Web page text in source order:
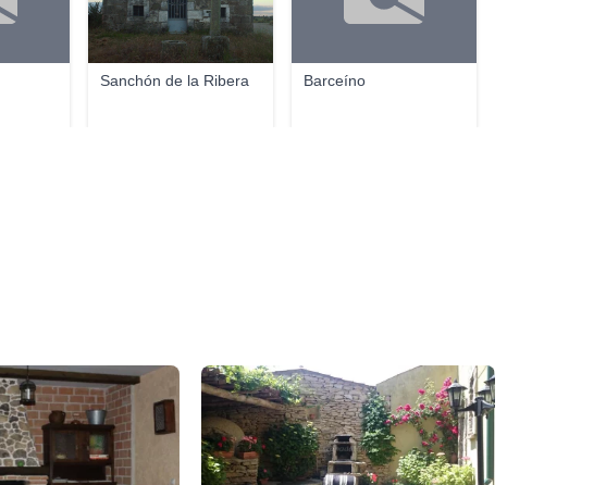
Sanchón de la Ribera Barceíno